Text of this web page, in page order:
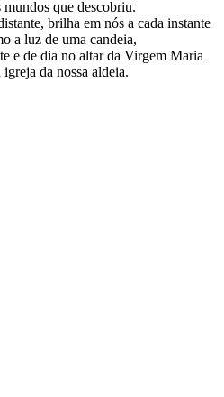
mundos que descobriu.
brilha em nós a cada instante
a luz de uma candeia,
e de dia no altar da Virgem Maria
igreja da nossa aldeia.